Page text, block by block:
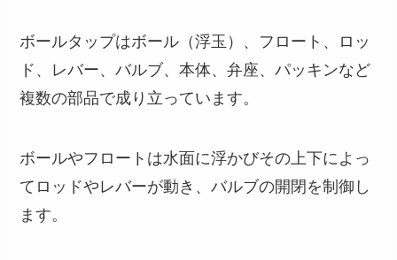
ボールタップはボール（浮玉）、フロート、ロッ
ド、レバー、バルブ、本体、弁座、パッキンなど
複数の部品で成り立っています。
ボールやフロートは水面に浮かびその上下によっ
てロッドやレバーが動き、バルブの開閉を制御し
ます。